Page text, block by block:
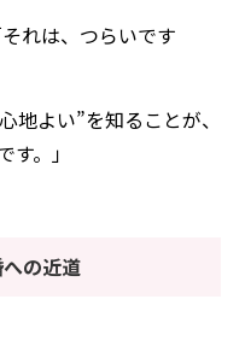
れは、つらいです
地よい”を知ることが、
。」
の近道